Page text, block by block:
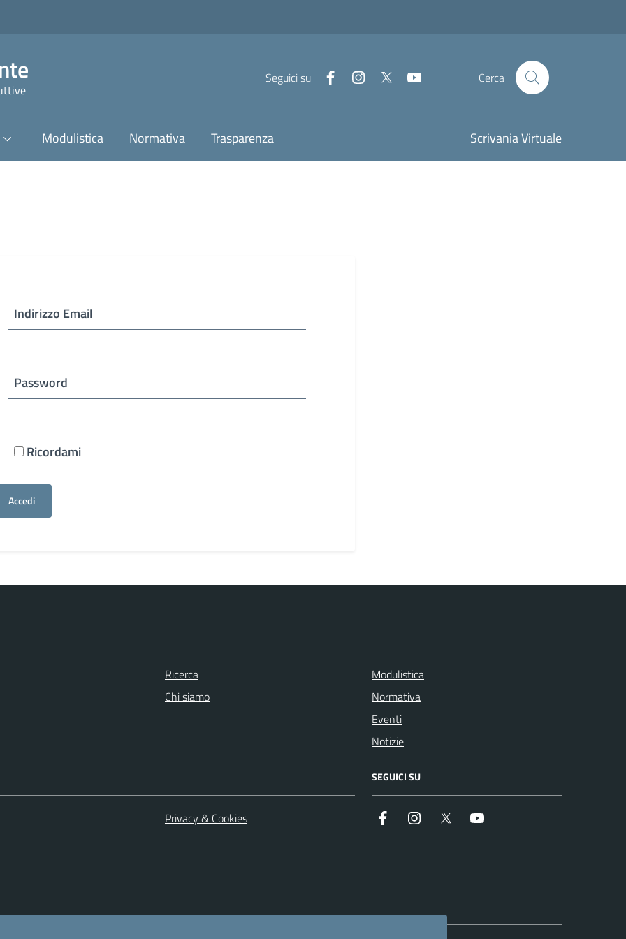
Seguici su FacebookInstagram
Twitter Cerca
Modulistica Normativa Trasparenza Scrivania Virtuale
Indirizzo Email
Password
Ricordami
Accedi
Ricerca
Chi siamo
Modulistica
Normativa
Eventi
Notizie
Privacy & Cookies
SEGUICI SU
Facebook InstagramTwitter